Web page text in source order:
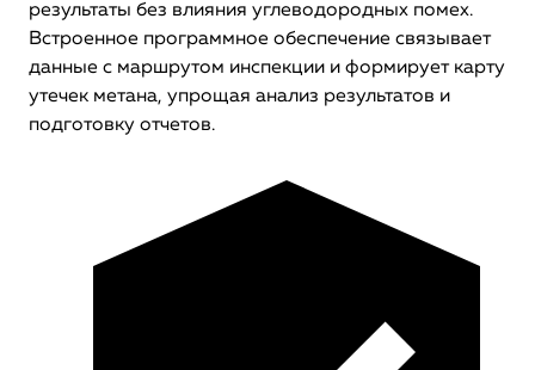
результаты без влияния углеводородных помех.
Встроенное программное обеспечение связывает
данные с маршрутом инспекции и формирует карту
утечек метана, упрощая анализ результатов и
подготовку отчетов.